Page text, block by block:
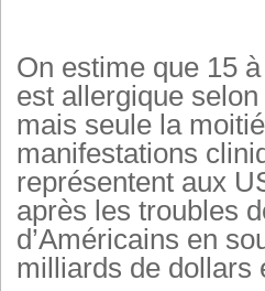
On estime que 15
est allergique
mais seule la
manifestations
représentent aux
après les troubles
d’Américains en
milliards de dollars